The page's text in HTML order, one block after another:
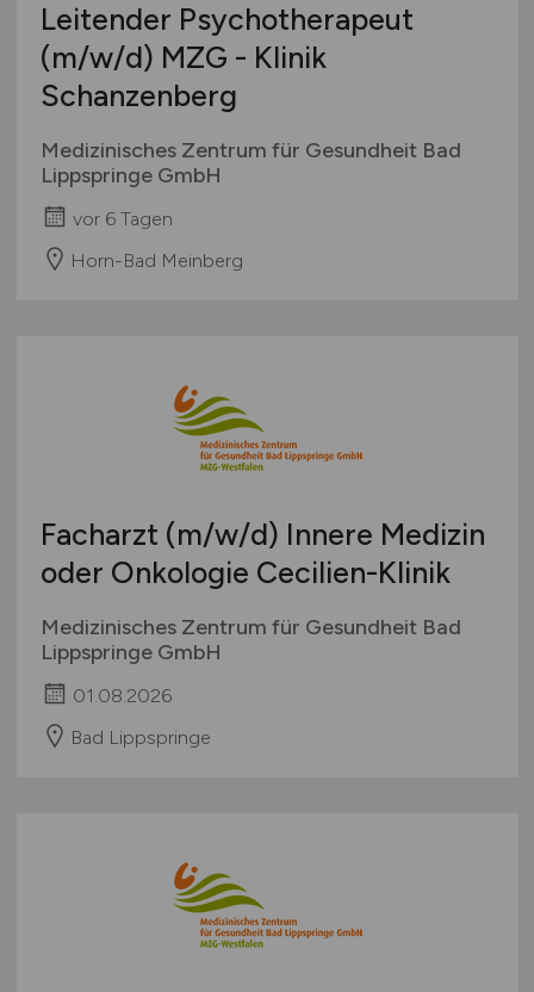
Leitender Psychotherapeut
(m/w/d) MZG - Klinik
Schanzenberg
Medizinisches Zentrum für Gesundheit Bad
Lippspringe GmbH
vor 6 Tagen
Horn-Bad Meinberg
Facharzt (m/w/d) Innere Medizin
oder Onkologie Cecilien-Klinik
Medizinisches Zentrum für Gesundheit Bad
Lippspringe GmbH
01.08.2026
Bad Lippspringe